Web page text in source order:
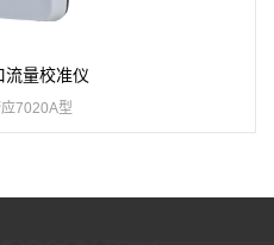
流量校准仪
7020A型